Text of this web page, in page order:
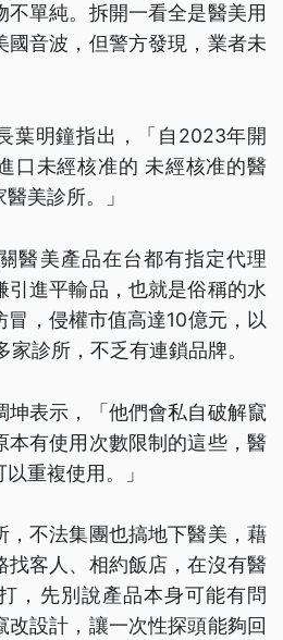
單純。拆開一看全是醫美用
國音波，但警方發現，業者未
葉明鐘指出，「自2023年開
口未經核准的 未經核准的醫
美診所。」
醫美產品在台都有指定代理
引進平輸品，也就是俗稱的水
，侵權市值高達10億元，以
診所，不乏有連鎖品牌。
坤表示，「他們會私自破解竄
本有使用次數限制的這些，醫
重複使用。」
，不法集團也搞地下醫美，藉
找客人、相約飯店，在沒有醫
，先別說產品本身可能有問
改設計，讓一次性探頭能夠回